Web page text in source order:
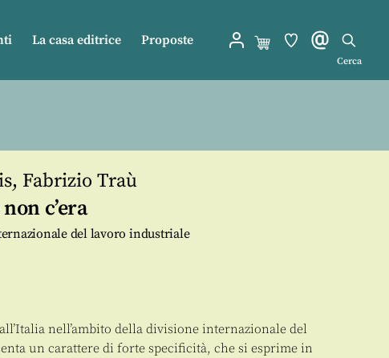
La casa editrice Proposte
Cerca
, Fabrizio Traù
c’era
del lavoro industriale
nell’ambito della divisione internazionale del
un carattere di forte specificità, che si esprime in